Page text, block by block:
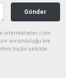
Gönder
artemishaber.com
sorumluluğu tek
hiçbir şekilde